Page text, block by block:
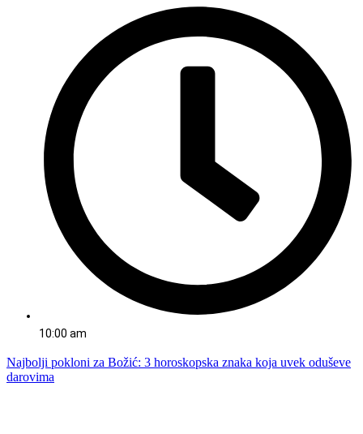
10:00 am
Najbolji pokloni za Božić: 3 horoskopska znaka koja uvek oduševe
darovima